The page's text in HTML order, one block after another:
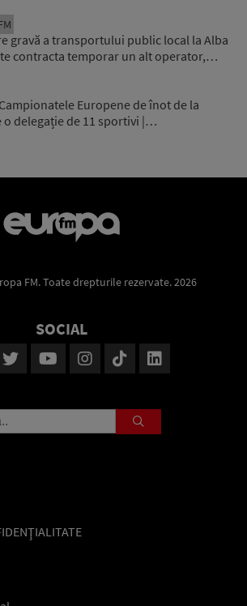
gravă a transportului public local la Alba
contracta temporar un alt operator,…
Europene de înot de la
o delegație de 11 sportivi |…
FM. Toate drepturile rezervate. 2026
SOCIAL